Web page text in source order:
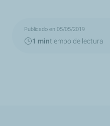
Publicado en 05/05/2019
1 mintiempo de lectura